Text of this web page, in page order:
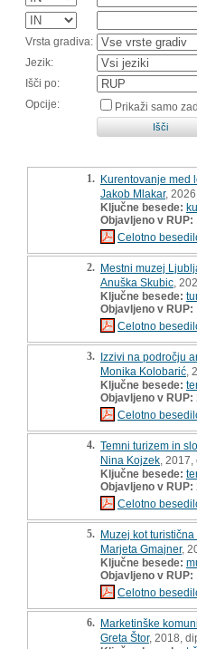
Vrsta gradiva:
Jezik:
Išči po:
Opcije:
Prikaži samo
1. Kurentovanje med
Jakob Mlakar,
Ključne besede:
Objavljeno v RUP:
Celotno
2. Mestni muzej
Anuška Skubic ,
Ključne besede:
Objavljeno v RUP:
Celotno
3. Izzivi na področju
Monika Kolobarić
Ključne besede:
Objavljeno v RUP:
Celotno
4. Temni turizem in
Nina Kojzek ,
Ključne besede:
Objavljeno v RUP:
Celotno
5. Muzej kot
Marjeta Gmajner,
Ključne besede:
Objavljeno v RUP:
Celotno
6. Marketinške
Greta Štor, 2018,